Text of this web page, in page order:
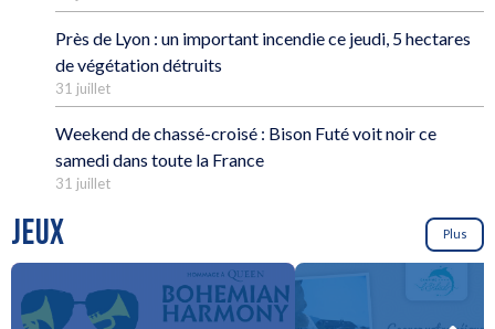
Près de Lyon : un important incendie ce jeudi, 5 hectares
de végétation détruits
31 juillet
Weekend de chassé-croisé : Bison Futé voit noir ce
samedi dans toute la France
31 juillet
JEUX Plus